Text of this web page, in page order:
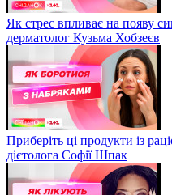
Як стрес впливає на появу
дерматолог Кузьма Хобзеєв
Приберіть ці продукти із
дієтолога Софії Шпак